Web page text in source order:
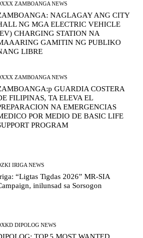
ZAMBOANGA NEWS
NAGLAGAY ANG CITY
NG MGA ELECTRIC VEHICLE
CHARGING STATION NA
GAMITIN NG PUBLIKO
LIBRE
ZAMBOANGA NEWS
GUARDIA COSTERA
FILIPINAS, TA ELEVA EL
NA EMERGENCIAS
POR MEDIO DE BASIC LIFE
PROGRAM
IRIGA NEWS
“Ligtas Tigdas 2026” MR-SIA
inilunsad sa Sorsogon
DIPOLOG NEWS